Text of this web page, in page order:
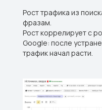
Рост трафика из
фразам.
Рост коррелирует с
Google: после
трафик начал расти.